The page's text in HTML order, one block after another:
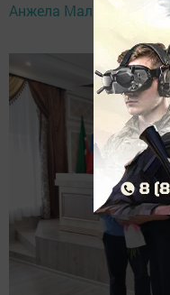
Анжела Малюга, 23